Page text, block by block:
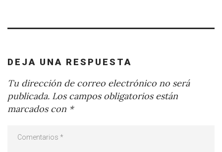
DEJA UNA RESPUESTA
Tu dirección de correo electrónico no será
publicada. Los campos obligatorios están
marcados con *